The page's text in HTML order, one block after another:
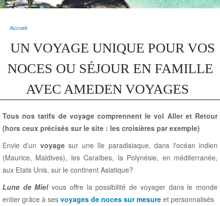
Accueil
UN VOYAGE UNIQUE POUR VOS
NOCES OU SÉJOUR EN FAMILLE
AVEC AMEDEN VOYAGES
Tous nos tarifs de voyage comprennent le vol Aller et Retour
(hors ceux précisés sur le site : les croisières par exemple)
Envie d'un voyagesur une île paradisiaque, dans l'océan indien
(Maurice, Maldives), les Caraïbes, la Polynésie, en méditerranée,
aux Etats Unis, sur le continent Asiatique?
Lune de Mielvous offre la possibilité de voyager dans le monde
entier grâce à ses voyages de noces sur mesure et personnalisés